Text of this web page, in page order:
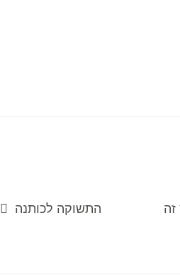
זה
הפוסט
התשוקה לכותנה